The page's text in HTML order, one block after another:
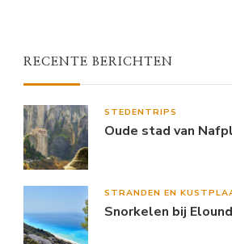
RECENTE BERICHTEN
STEDENTRIPS
Oude stad van
STRANDEN EN
Snorkelen bij